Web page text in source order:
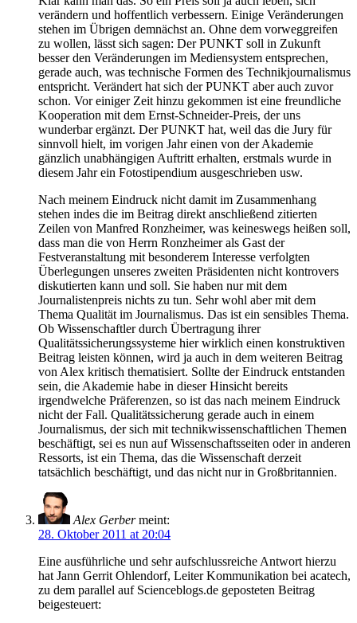
verändern und hoffentlich verbessern. Einige Veränderungen
stehen im Übrigen demnächst an. Ohne dem vorweggreifen
zu wollen, lässt sich sagen: Der PUNKT soll in Zukunft
besser den Veränderungen im Mediensystem entsprechen,
gerade auch, was technische Formen des Technikjournalismus
entspricht. Verändert hat sich der PUNKT aber auch zuvor
schon. Vor einiger Zeit hinzu gekommen ist eine freundliche
Kooperation mit dem Ernst-Schneider-Preis, der uns
wunderbar ergänzt. Der PUNKT hat, weil das die Jury für
sinnvoll hielt, im vorigen Jahr einen von der Akademie
gänzlich unabhängigen Auftritt erhalten, erstmals wurde in
diesem Jahr ein Fotostipendium ausgeschrieben usw.
Nach meinem Eindruck nicht damit im Zusammenhang
stehen indes die im Beitrag direkt anschließend zitierten
Zeilen von Manfred Ronzheimer, was keineswegs heißen soll,
dass man die von Herrn Ronzheimer als Gast der
Festveranstaltung mit besonderem Interesse verfolgten
Überlegungen unseres zweiten Präsidenten nicht kontrovers
diskutierten kann und soll. Sie haben nur mit dem
Journalistenpreis nichts zu tun. Sehr wohl aber mit dem
Thema Qualität im Journalismus. Das ist ein sensibles Thema.
Ob Wissenschaftler durch Übertragung ihrer
Qualitätssicherungssysteme hier wirklich einen konstruktiven
Beitrag leisten können, wird ja auch in dem weiteren Beitrag
von Alex kritisch thematisiert. Sollte der Eindruck entstanden
sein, die Akademie habe in dieser Hinsicht bereits
irgendwelche Präferenzen, so ist das nach meinem Eindruck
nicht der Fall. Qualitätssicherung gerade auch in einem
Journalismus, der sich mit technikwissenschaftlichen Themen
beschäftigt, sei es nun auf Wissenschaftsseiten oder in anderen
Ressorts, ist ein Thema, das die Wissenschaft derzeit
tatsächlich beschäftigt, und das nicht nur in Großbritannien.
Alex Gerber meint:
28. Oktober 2011 at 20:04
Eine ausführliche und sehr aufschlussreiche Antwort hierzu
hat Jann Gerrit Ohlendorf, Leiter Kommunikation bei acatech,
zu dem parallel auf Scienceblogs.de geposteten Beitrag
beigesteuert: